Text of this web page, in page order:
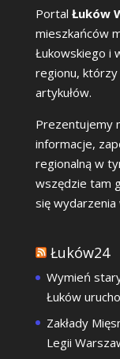
Portal Łuków
mieszkańców
Łukowskiego i
regionu, którzy
artykułów.
Prezentujemy
informacje,
regionalną w
wszędzie tam
się wydarzenia
Łuków24
Wymień
Łuków
Zakłady
Legii